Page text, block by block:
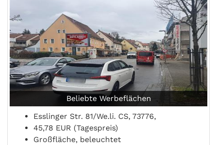
Beliebte Werbeflächen
Esslinger Str. 81/We.li. CS, 73776,
45,78 EUR (Tagespreis)
Großfläche, beleuchtet